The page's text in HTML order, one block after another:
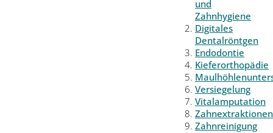
und
Zahnhygiene
Digitales
Dentalröntgen
Endodontie
Kieferorthopädie
Versiegelung
Vitalamputation
Zahnextraktionen
Zahnreinigung